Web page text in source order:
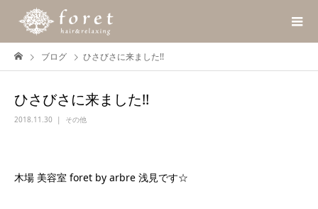
ブログ ひさびさに来ました!!
ひさびさに来ました!!
2018.11.30 その他
木場 美容室 foret by arbre 浅見です☆